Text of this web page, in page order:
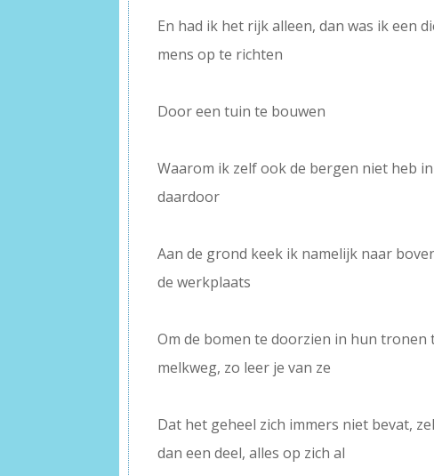
En had ik het rijk alleen, dan was ik een
mens op te richten
Door een tuin te bouwen
Waarom ik zelf ook de bergen niet heb
daardoor
Aan de grond keek ik namelijk naar
de werkplaats
Om de bomen te doorzien in hun
melkweg, zo leer je van ze
Dat het geheel zich immers niet bevat,
dan een deel, alles op zich al